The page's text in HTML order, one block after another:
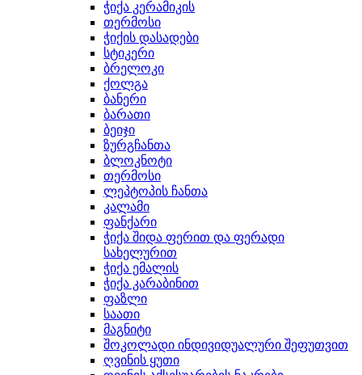
ჭიქა კერამიკის
თერმოსი
ჭიქის დასადები
სტიკერი
ბრელოკი
ქოლგა
ბანერი
ბარათი
ბეიჯი
ზურგჩანთა
ბლოკნოტი
თერმოსი
ლეპტოპის ჩანთა
კალამი
ფანქარი
ჭიქა შიდა ფერით და ფერადი
სახელურით
ჭიქა ემალის
ჭიქა კარაბინით
ფაზლი
საათი
მაგნიტი
შოკოლადი ინდივიდუალური შეფუთვით
ღვინის ყუთი